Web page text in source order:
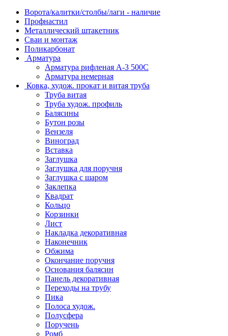
Ворота/калитки/столбы/лаги - наличие
Профнастил
Металлический штакетник
Сваи и монтаж
Поликарбонат
Арматура
Арматура рифленая А-3 500С
Арматура немерная
Ковка, худож. прокат и витая труба
Труба витая
Труба худож. профиль
Балясины
Бутон розы
Вензеля
Виноград
Вставка
Заглушка
Заглушка для поручня
Заглушка с шаром
Заклепка
Квадрат
Кольцо
Корзинки
Лист
Накладка декоративная
Наконечник
Обжима
Окончание поручня
Основания балясин
Панель декоративная
Переходы на трубу
Пика
Полоса худож.
Полусфера
Поручень
Ромб